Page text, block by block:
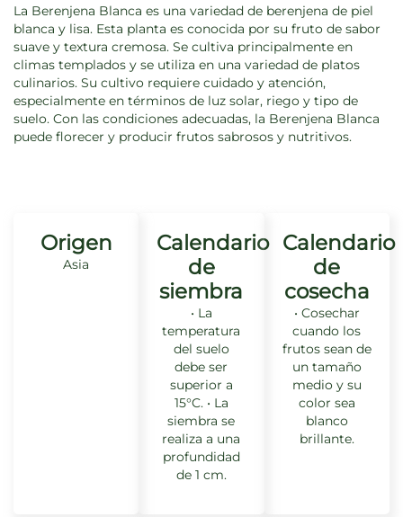
La Berenjena Blanca es una variedad de berenjena de piel
blanca y lisa. Esta planta es conocida por su fruto de sabor
suave y textura cremosa. Se cultiva principalmente en
climas templados y se utiliza en una variedad de platos
culinarios. Su cultivo requiere cuidado y atención,
especialmente en términos de luz solar, riego y tipo de
suelo. Con las condiciones adecuadas, la Berenjena Blanca
puede florecer y producir frutos sabrosos y nutritivos.
Origen
Asia
Calendario
de
siembra
• La
temperatura
del suelo
debe ser
superior a
15°C. • La
siembra se
realiza a una
profundidad
de 1 cm.
Calendario
de
cosecha
• Cosechar
cuando los
frutos sean de
un tamaño
medio y su
color sea
blanco
brillante.